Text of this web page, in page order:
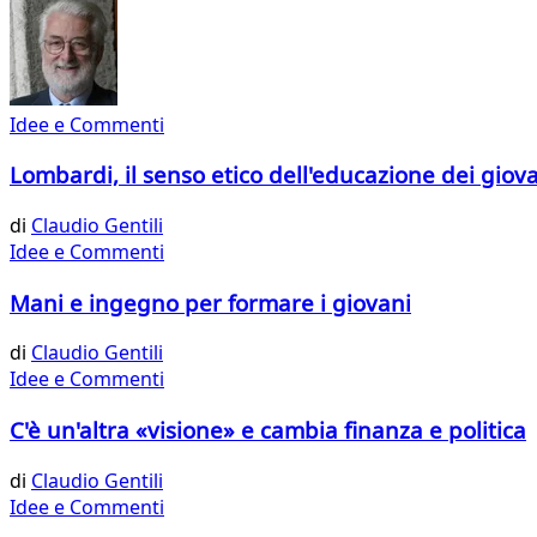
Idee e Commenti
Lombardi, il senso etico dell'educazione dei
di Claudio Gentili
Idee e Commenti
Mani e ingegno per formare i giovani
di Claudio Gentili
Idee e Commenti
C'è un'altra «visione» e cambia finanza e politica
di Claudio Gentili
Idee e Commenti